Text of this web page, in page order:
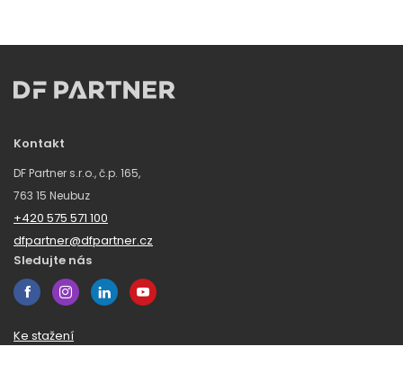
Kontakt
DF Partner s.r.o., č.p. 165,
763 15 Neubuz
+420 575 571 100
dfpartner@dfpartner.cz
Sledujte nás
Ke stažení